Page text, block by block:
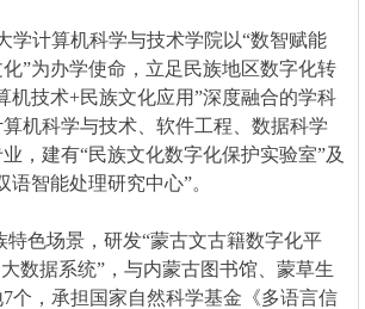
算机科学与技术学院以“数智赋能
”为办学使命，立足民族地区数字化转
机技术+民族文化应用”深度融合的学科
机科学与技术、软件工程、数据科学
，建有“民族文化数字化保护实验室”及
语智能处理研究中心”。
场景，研发“蒙古文古籍数字化平
数据系统”，与内蒙古图书馆、蒙草生
个，承担国家自然科学基金《多语言信